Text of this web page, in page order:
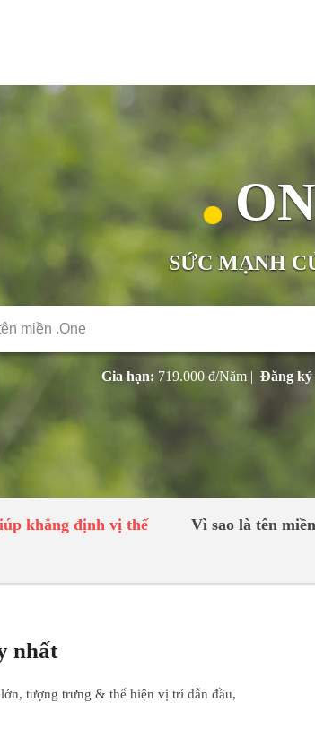
SỨC MẠNH
Gia hạn: 719.000 đ/Năm | Đăng ký
khẳng định vị thế Vì sao là tên
nhất
tượng trưng & thể hiện vị trí dẫn đầu,